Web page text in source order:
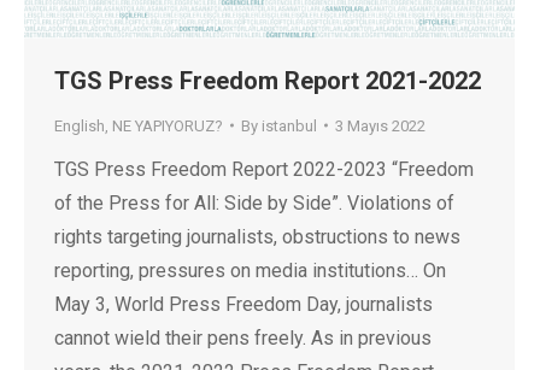
TGS Press Freedom Report 2021-2022
English NE YAPIYORUZ? By istanbul 3 Mayıs 2022
TGS Press Freedom Report 2022-2023 “Freedom
of the Press for All: Side by Side”. Violations of
rights targeting journalists, obstructions to news
reporting, pressures on media institutions… On
May 3, World Press Freedom Day, journalists
cannot wield their pens freely. As in previous